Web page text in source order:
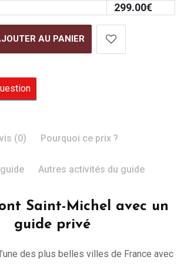
299.00€
AU PANIER
(0) Pourquoi ce prix ?
Autres activités du guide
Saint-Michel avec un
guide privé
des plus belles villes de France avec